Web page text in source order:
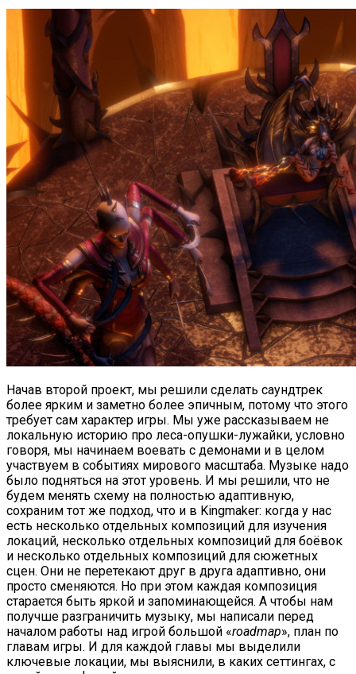
Начав второй проект, мы решили сделать саундтрек
более ярким и заметно более эпичным, потому что этого
требует сам характер игры. Мы уже рассказываем не
локальную историю про леса-опушки-лужайки, условно
говоря, мы начинаем воевать с демонами и в целом
участвуем в событиях мирового масштаба. Музыке надо
было подняться на этот уровень. И мы решили, что не
будем менять схему на полностью адаптивную,
сохраним тот же подход, что и в Kingmaker: когда у нас
есть несколько отдельных композиций для изучения
локаций, несколько отдельных композиций для боёвок
и несколько отдельных композиций для сюжетных
сцен. Они не перетекают друг в друга адаптивно, они
просто сменяются. Но при этом каждая композиция
старается быть яркой и запоминающейся. А чтобы нам
получше разграничить музыку, мы написали перед
началом работы над игрой большой «roadmap», план по
главам игры. И для каждой главы мы выделили
ключевые локации, мы выяснили, в каких сеттингах, с